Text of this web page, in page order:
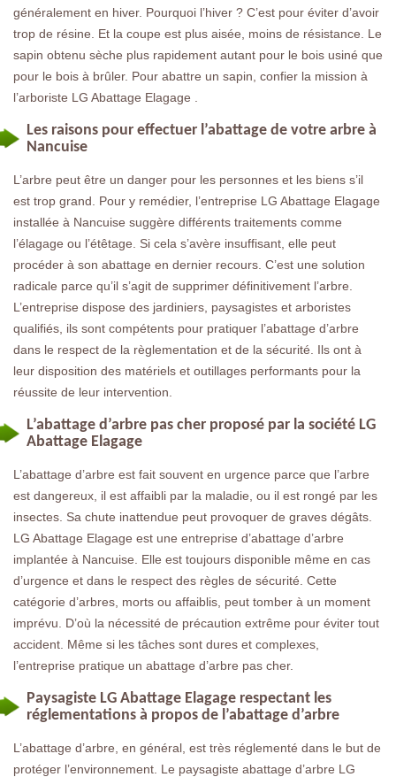
généralement en hiver. Pourquoi l’hiver ? C’est pour éviter d’avoir
trop de résine. Et la coupe est plus aisée, moins de résistance. Le
sapin obtenu sèche plus rapidement autant pour le bois usiné que
pour le bois à brûler. Pour abattre un sapin, confier la mission à
l’arboriste LG Abattage Elagage .
Les raisons pour effectuer l’abattage de votre arbre à
Nancuise
L’arbre peut être un danger pour les personnes et les biens s’il
est trop grand. Pour y remédier, l’entreprise LG Abattage Elagage
installée à Nancuise suggère différents traitements comme
l’élagage ou l’étêtage. Si cela s’avère insuffisant, elle peut
procéder à son abattage en dernier recours. C’est une solution
radicale parce qu’il s’agit de supprimer définitivement l’arbre.
L’entreprise dispose des jardiniers, paysagistes et arboristes
qualifiés, ils sont compétents pour pratiquer l’abattage d’arbre
dans le respect de la règlementation et de la sécurité. Ils ont à
leur disposition des matériels et outillages performants pour la
réussite de leur intervention.
L’abattage d’arbre pas cher proposé par la société LG
Abattage Elagage
L’abattage d’arbre est fait souvent en urgence parce que l’arbre
est dangereux, il est affaibli par la maladie, ou il est rongé par les
insectes. Sa chute inattendue peut provoquer de graves dégâts.
LG Abattage Elagage est une entreprise d’abattage d’arbre
implantée à Nancuise. Elle est toujours disponible même en cas
d’urgence et dans le respect des règles de sécurité. Cette
catégorie d’arbres, morts ou affaiblis, peut tomber à un moment
imprévu. D’où la nécessité de précaution extrême pour éviter tout
accident. Même si les tâches sont dures et complexes,
l’entreprise pratique un abattage d’arbre pas cher.
Paysagiste LG Abattage Elagage respectant les
réglementations à propos de l’abattage d’arbre
L’abattage d’arbre, en général, est très réglementé dans le but de
protéger l’environnement. Le paysagiste abattage d’arbre LG